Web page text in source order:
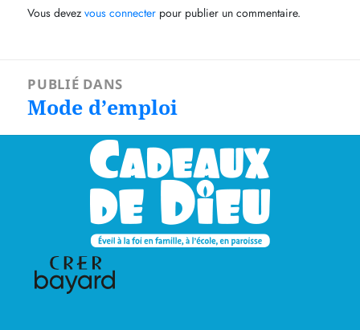
Vous devezvous connecter pour publier un commentaire.
Navigation
l’article
PUBLIÉ DANS
Mode d’emploi